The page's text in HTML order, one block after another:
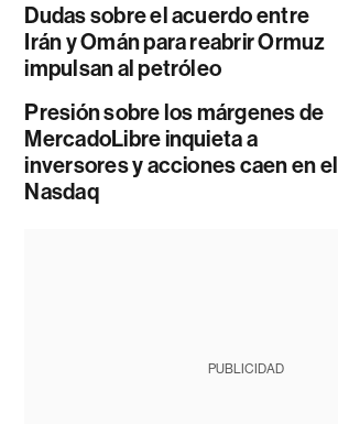
Dudas sobre el acuerdo entre
Irán y Omán para reabrir Ormuz
impulsan al petróleo
Presión sobre los márgenes de
MercadoLibre inquieta a
inversores y acciones caen en el
Nasdaq
PUBLICIDAD